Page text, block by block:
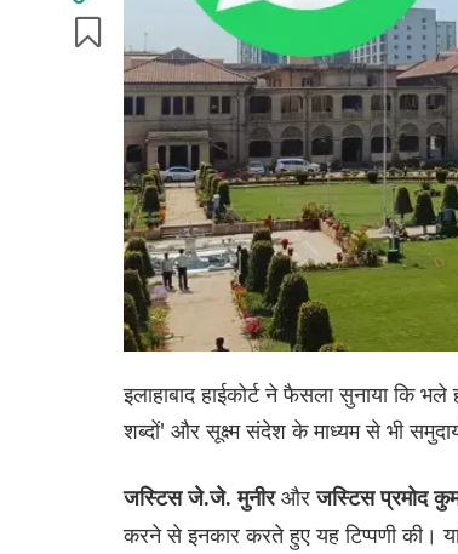
इलाहाबाद हाईकोर्ट ने फैसला सुनाया कि
शब्दों' और सूक्ष्म संदेश के माध्यम से भी
जस्टिस जे.जे. मुनीरऔर जस्टिस प्रमोद
करने से इनकार करते हुए यह टिप्पणी की।